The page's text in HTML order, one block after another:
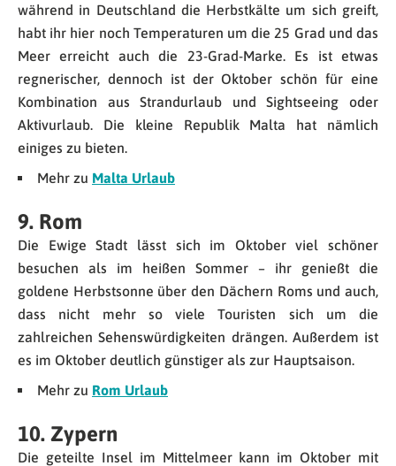
während in Deutschland die Herbstkälte um sich greift,
habt ihr hier noch Temperaturen um die 25 Grad und das
Meer erreicht auch die 23-Grad-Marke. Es ist etwas
regnerischer, dennoch ist der Oktober schön für eine
Kombination aus Strandurlaub und Sightseeing oder
Aktivurlaub. Die kleine Republik Malta hat nämlich
einiges zu bieten.
Mehr zu Malta Urlaub
9. Rom
Die Ewige Stadt lässt sich im Oktober viel schöner
besuchen als im heißen Sommer – ihr genießt die
goldene Herbstsonne über den Dächern Roms und auch,
dass nicht mehr so viele Touristen sich um die
zahlreichen Sehenswürdigkeiten drängen. Außerdem ist
es im Oktober deutlich günstiger als zur Hauptsaison.
Mehr zu Rom Urlaub
10. Zypern
Die geteilte Insel im Mittelmeer kann im Oktober mit